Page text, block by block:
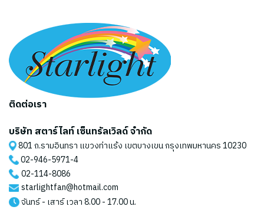
ติดต่อเรา
บริษัท สตาร์ไลท์ เซ็นทรัลเวิลด์ จำกัด
801 ถ.รามอินทรา แขวงท่าแร้ง เขตบางเขน กรุงเทพมหานคร 10230
02-946-5971-4
02-114-8086
starlightfan@hotmail.com
จันทร์ - เสาร์ เวลา 8.00 - 17.00 น.